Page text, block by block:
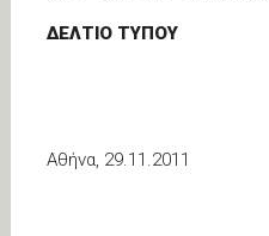
ΔΕΛΤΙΟ ΤΥΠΟΥ
Αθήνα, 29.11.2011